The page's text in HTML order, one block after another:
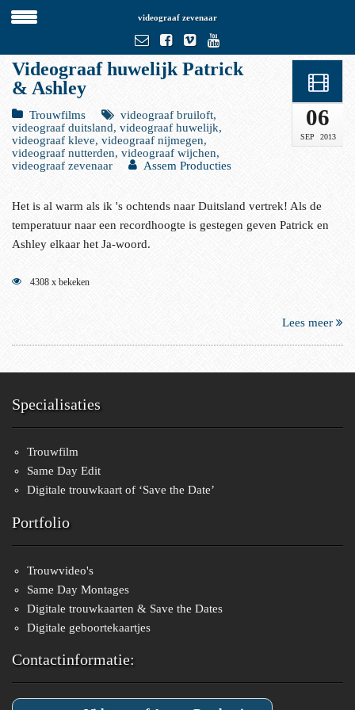
videograaf zevenaar
Videograaf huwelijk Patrick
& Ashley
Trouwfilms
videograaf bruiloft,
videograaf duitsland, videograaf huwelijk,
videograaf kleve, videograaf nijmegen,
videograaf nutterden, videograaf wijchen,
videograaf zevenaar
Assem Producties
06
SEP 2013
Het is al warm als ik 's ochtends naar Duitsland vertrek! Als de
temperatuur naar een recordhoogte is gestegen geven Patrick en
Ashley elkaar het Ja-woord.
Lees meer
4308 x bekeken
Specialisaties
Trouwfilm
Same Day Edit
Digitale trouwkaart of ‘Save the Date’
Portfolio
Trouwvideo's
Same Day Montages
Digitale trouwkaarten & Save the Dates
Digitale geboortekaartjes
Contactinformatie: